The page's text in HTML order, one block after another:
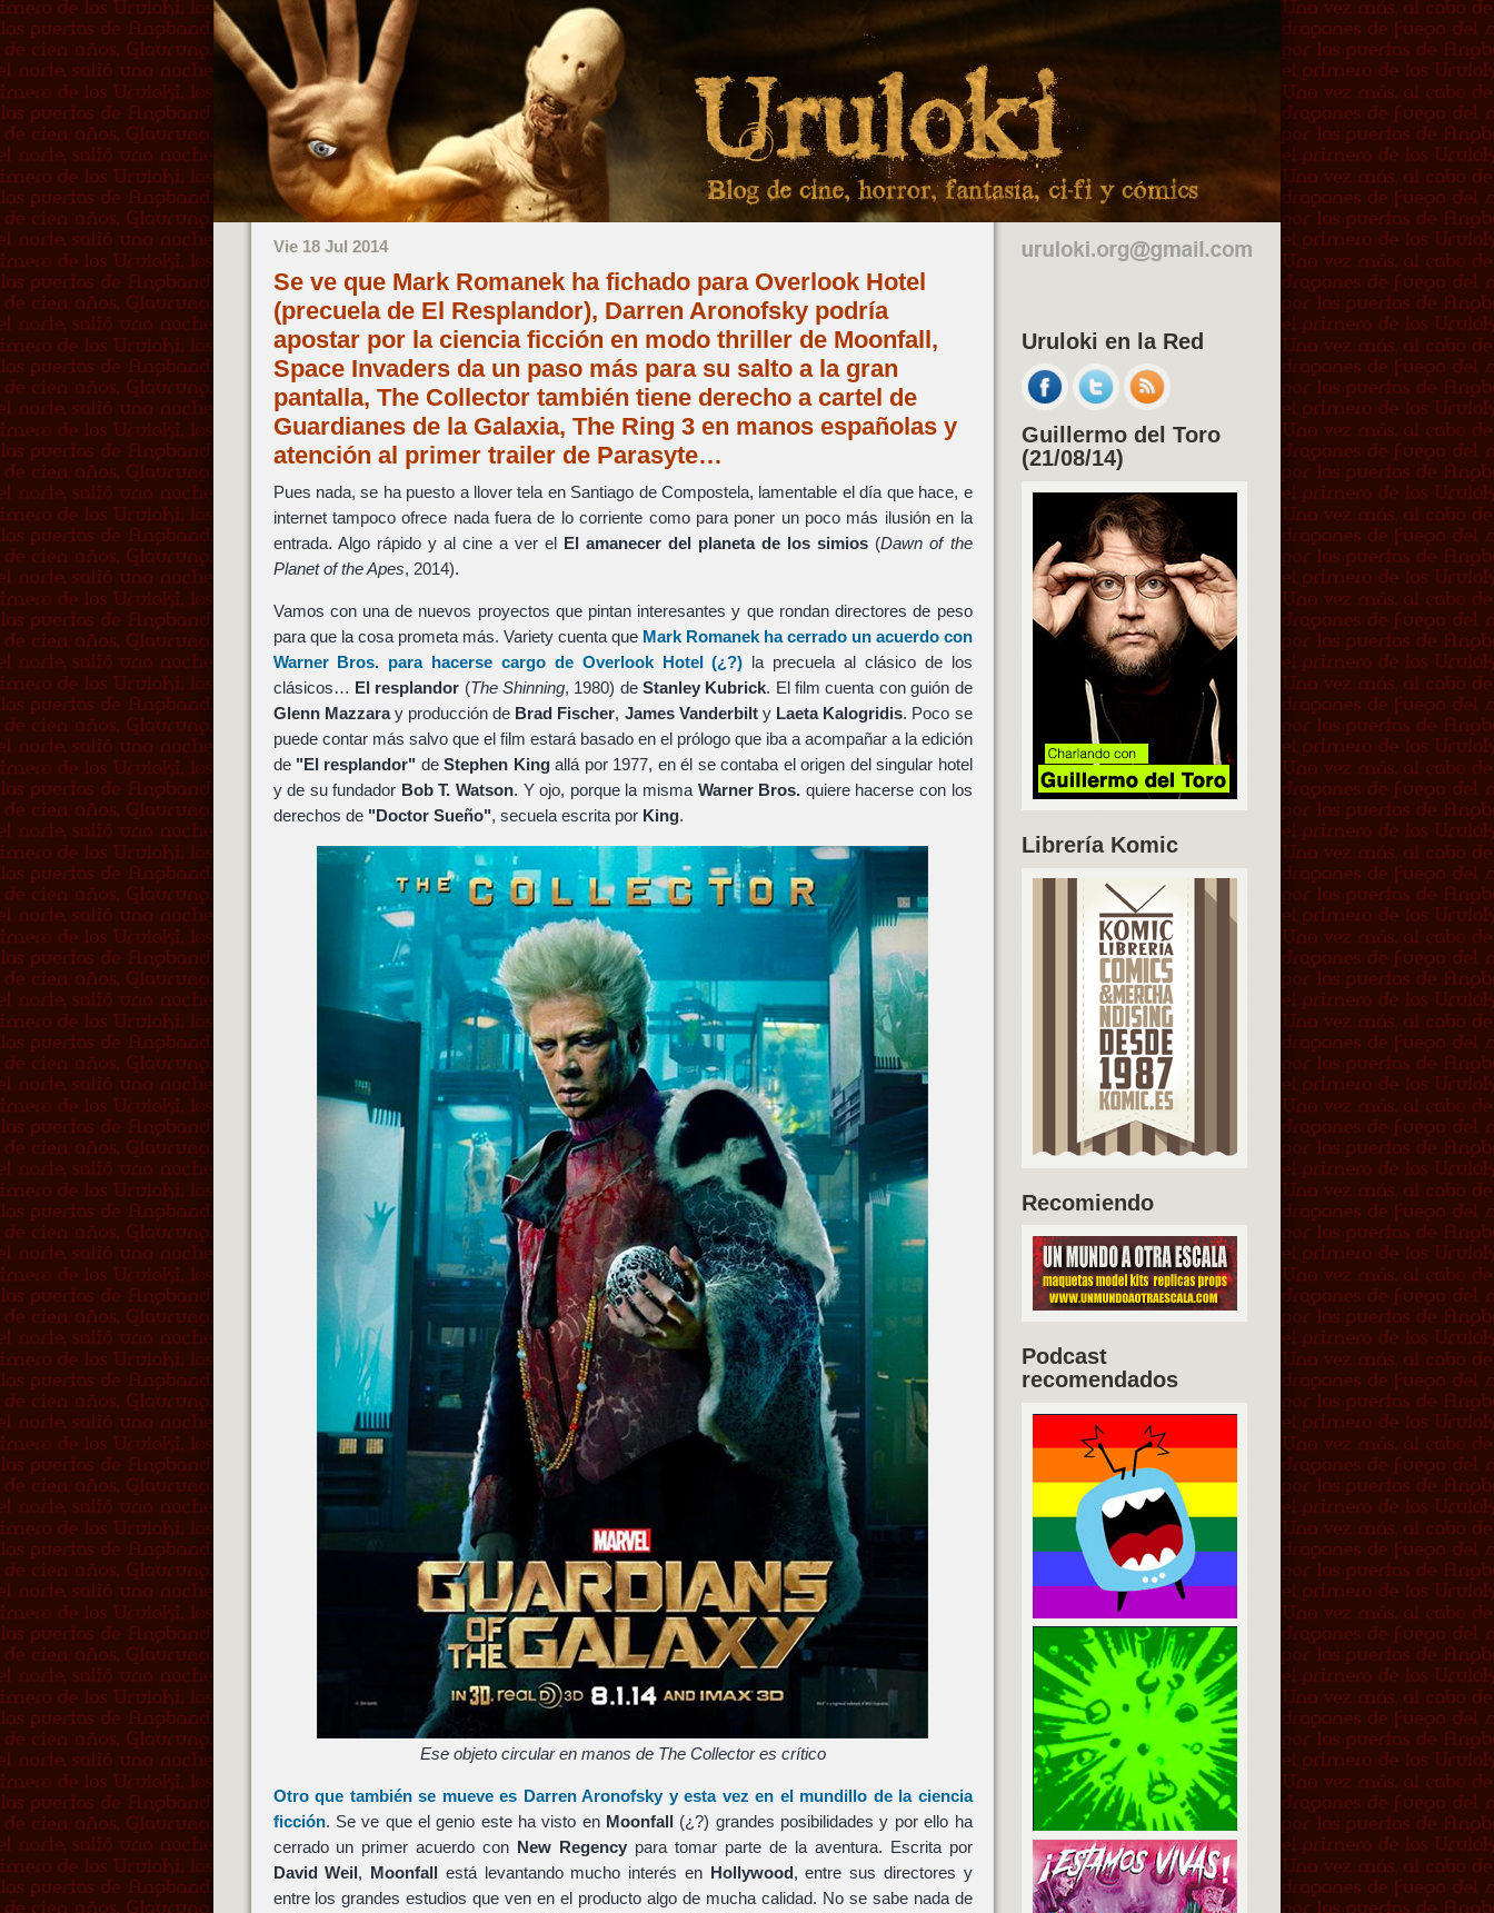
Vie 18 Jul 2014
Se ve que Mark Romanek ha fichado para Overlook Hotel
(precuela de El Resplandor), Darren Aronofsky podría
apostar por la ciencia ficción en modo thriller de Moonfall,
Space Invaders da un paso más para su salto a la gran
pantalla, The Collector también tiene derecho a cartel de
Guardianes de la Galaxia, The Ring 3 en manos españolas y
atención al primer trailer de Parasyte…
Pues nada, se ha puesto a llover tela en Santiago de Compostela, lamentable el día que hace, e
internet tampoco ofrece nada fuera de lo corriente como para poner un poco más ilusión en la
entrada. Algo rápido y al cine a ver el El amanecer del planeta de los simios (Dawn of the
Planet of the Apes, 2014).
Vamos con una de nuevos proyectos que pintan interesantes y que rondan directores de peso
para que la cosa prometa más. Variety cuenta que Mark Romanekha cerrado un acuerdo con
Warner Bros. para hacerse cargo de Overlook Hotel(¿?) la precuela al clásico de los
clásicos… El resplandor (The Shinning, 1980) deStanley Kubrick. El film cuenta con guión de
Glenn Mazzaray producción de Brad Fischer, James Vanderbilty Laeta Kalogridis. Poco se
puede contar más salvo que el film estará basado en el prólogo que iba a acompañar a la edición
de "El resplandor" deStephen Kingallá por 1977, en él se contaba el origen del singular hotel
y de su fundador Bob T. Watson. Y ojo, porque la misma Warner Bros. quiere hacerse con los
derechos de "Doctor Sueño", secuela escrita por King.
Ese objeto circular en manos de The Collector es crítico
Otro que también se mueve es Darren Aronofsky y esta vez en el mundillo de la ciencia
ficción. Se ve que el genio este ha visto en Moonfall (¿?) grandes posibilidades y por ello ha
cerrado un primer acuerdo con New Regency para tomar parte de la aventura. Escrita por
David Weil, Moonfall está levantando mucho interés en Hollywood, entre sus directores y
entre los grandes estudios que ven en el producto algo de mucha calidad. No se sabe nada de
Uruloki en la Red
Guillermo del Toro
(21/08/14)
Librería Komic
Recomiendo
Podcast
recomendados